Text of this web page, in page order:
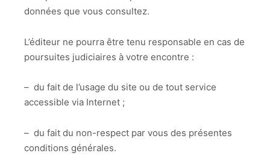
données que vous consultez.
L’éditeur ne pourra être tenu responsable en cas de
poursuites judiciaires à votre encontre :
– du fait de l’usage du site ou de tout service
accessible via Internet ;
– du fait du non-respect par vous des présentes
conditions générales.